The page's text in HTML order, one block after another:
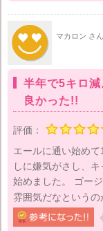
マカロン さん
半年で5キロ
良かった!!
評価：
エールに通い始め
しに嫌気がさし、
始めました。 ゴー
雰囲気だなという